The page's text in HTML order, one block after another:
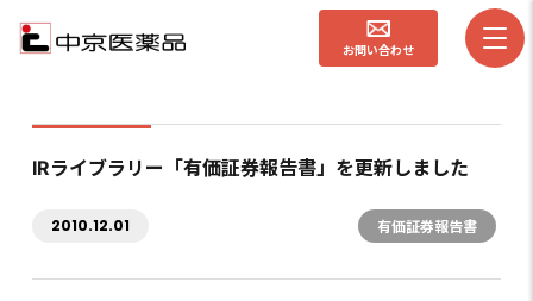
お問い合わせ
IRライブラリー「有価証券報告書」を更新しました
2010.12.01 有価証券報告書